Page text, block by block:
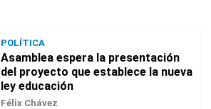
POLÍTICA
Asamblea espera la presentación
del proyecto que establece la nueva
ley educación
Félix Chávez